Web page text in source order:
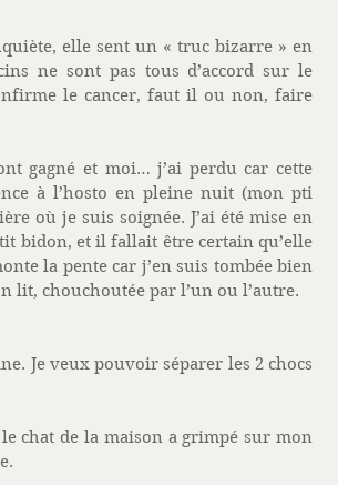
elle sent un « truc bizarre » en
ne sont pas tous d’accord sur le
le cancer, faut il ou non, faire
gagné et moi… j’ai perdu car cette
à l’hosto en pleine nuit (mon pti
où je suis soignée. J’ai été mise en
bidon, et il fallait être certain qu’elle
la pente car j’en suis tombée bien
lit, chouchoutée par l’un ou l’autre.
Je veux pouvoir séparer les 2 chocs
chat de la maison a grimpé sur mon